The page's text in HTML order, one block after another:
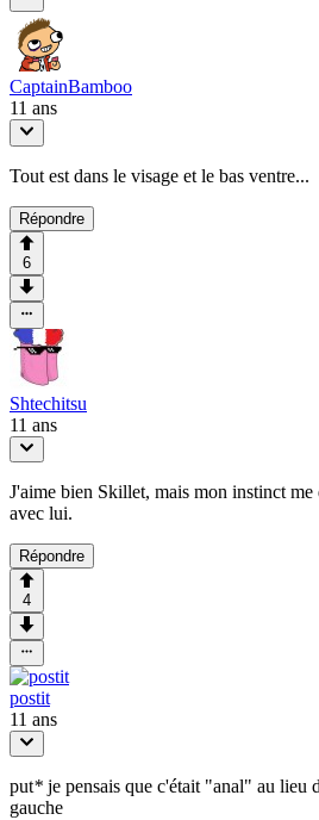
CaptainBamboo
11 ans
Tout est dans le visage et le bas ventre...
Répondre
6
Shtechitsu
11 ans
J'aime bien Skillet, mais mon instinct me
avec lui.
Répondre
4
postit
11 ans
put* je pensais que c'était "anal" au lieu
gauche